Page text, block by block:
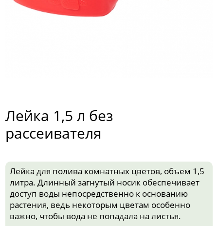
Лейка 1,5 л без
рассеивателя
Лейка для полива комнатных цветов, объем 1,5
литра. Длинный загнутый носик обеспечивает
доступ воды непосредственно к основанию
растения, ведь некоторым цветам особенно
важно, чтобы вода не попадала на листья.